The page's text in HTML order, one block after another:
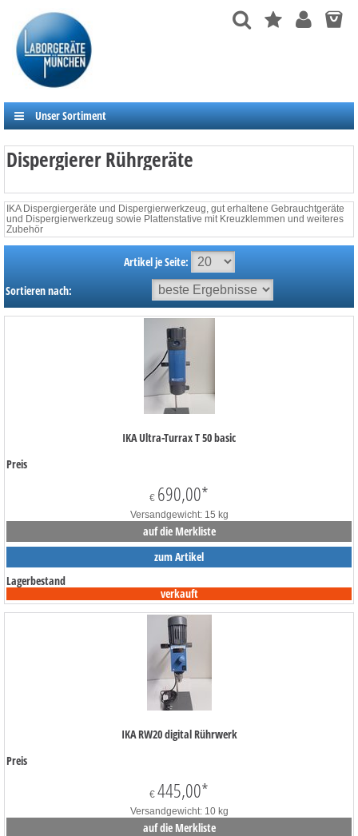
Unser Sortiment
Dispergierer Rührgeräte
IKA Dispergiergeräte und Dispergierwerkzeug, gut erhaltene Gebrauchtgeräte
und Dispergierwerkzeug sowie Plattenstative mit Kreuzklemmen und weiteres
Zubehör
Artikel je Seite:
Sortieren nach:
IKA Ultra-Turrax T 50 basic
Preis
€ 690,00*
Versandgewicht: 15 kg
auf die Merkliste
zum Artikel
Lagerbestand
verkauft
IKA RW20 digital Rührwerk
Preis
€ 445,00*
Versandgewicht: 10 kg
auf die Merkliste